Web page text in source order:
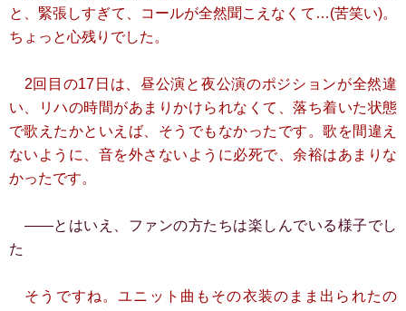
と、緊張しすぎて、コールが全然聞こえなくて…(苦笑い)。
ちょっと心残りでした。
2回目の17日は、昼公演と夜公演のポジションが全然違
い、リハの時間があまりかけられなくて、落ち着いた状態
で歌えたかといえば、そうでもなかったです。歌を間違え
ないように、音を外さないように必死で、余裕はあまりな
かったです。
――とはいえ、ファンの方たちは楽しんでいる様子でし
た
そうですね。ユニット曲もその衣装のまま出られたの